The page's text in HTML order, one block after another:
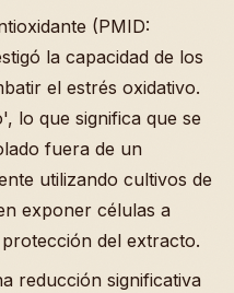
(PMID:
la capacidad de los
el estrés oxidativo.
lo que significa que se
fuera de un
utilizando cultivos de
exponer células a
del extracto.
reducción significativa